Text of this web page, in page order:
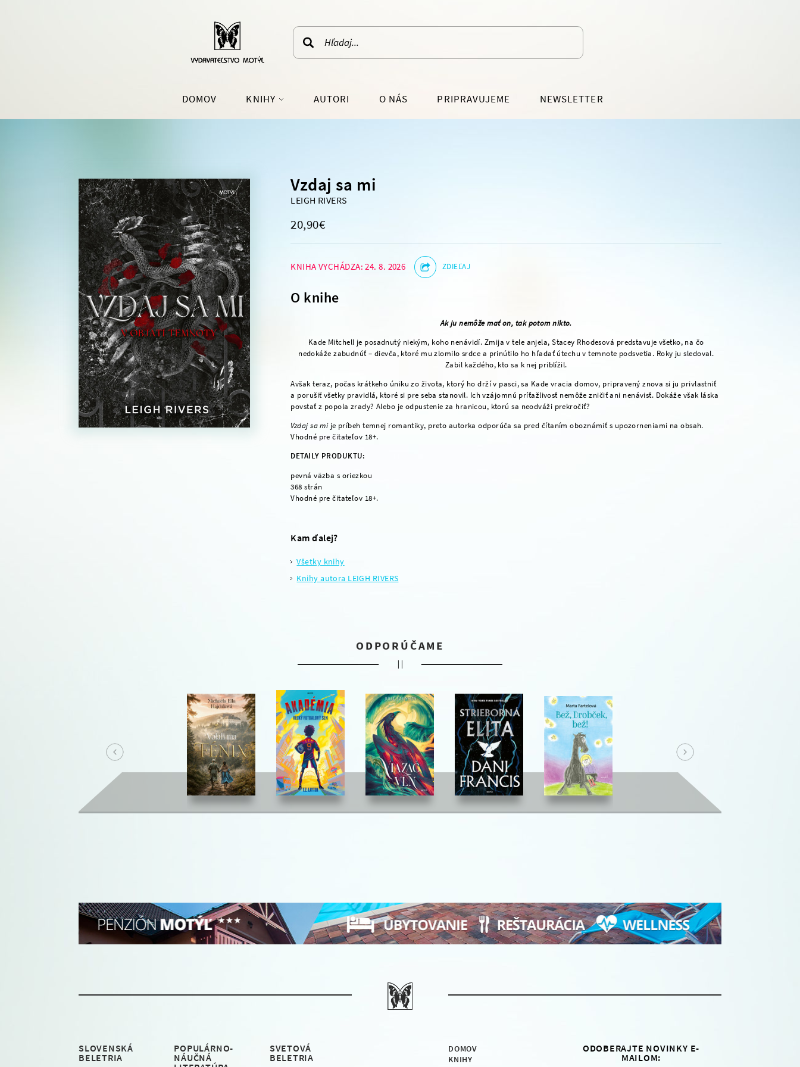
DOMOV KNIHY
ROMÁNY
HISTORICKÉ ROMÁNY
ROZVOJ OSOBNOSTI
ZDRAVIE A ŽIVOTNÝ ŠTÝL
ŠPORT
AUTOBIOGRAFIE
AUTORI O NÁS PRIPRAVUJEME NEWSLETTER
Vzdaj sa mi
LEIGH RIVERS
20,90€
KNIHA VYCHÁDZA: 24. 8. 2026 ZDIEĽAJ
O knihe
Ak ju nemôže mať on, tak potom nikto.
Kade Mitchell je posadnutý niekým, koho nenávidí. Zmija v tele anjela, Stacey Rhodesová predstavuje všetko, na čo
nedokáže zabudnúť – dievča, ktoré mu zlomilo srdce a prinútilo ho hľadať útechu v temnote podsvetia. Roky ju sledoval.
Zabil každého, kto sa k nej priblížil.
Avšak teraz, počas krátkeho úniku zo života, ktorý ho drží v pasci, sa Kade vracia domov, pripravený znova si ju privlastniť
a porušiť všetky pravidlá, ktoré si pre seba stanovil. Ich vzájomnú príťažlivosť nemôže zničiť ani nenávisť. Dokáže však láska
povstať z popola zrady? Alebo je odpustenie za hranicou, ktorú sa neodváži prekročiť?
Vzdaj sa mije príbeh temnej romantiky, preto autorka odporúča sa pred čítaním oboznámiť s upozorneniami na obsah.
Vhodné pre čitateľov 18+.
DETAILY PRODUKTU:
pevná väzba s oriezkou
368 strán
Vhodné pre čitateľov 18+.
Kam ďalej?
Všetky knihy
Knihy autora LEIGH RIVERS
ODPORÚČAME
SLOVENSKÁ
BELETRIA
POPULÁRNO-
NÁUČNÁ
SVETOVÁ
BELETRIA
DOMOV
KNIHY
ODOBERAJTE NOVINKY E-
MAILOM: